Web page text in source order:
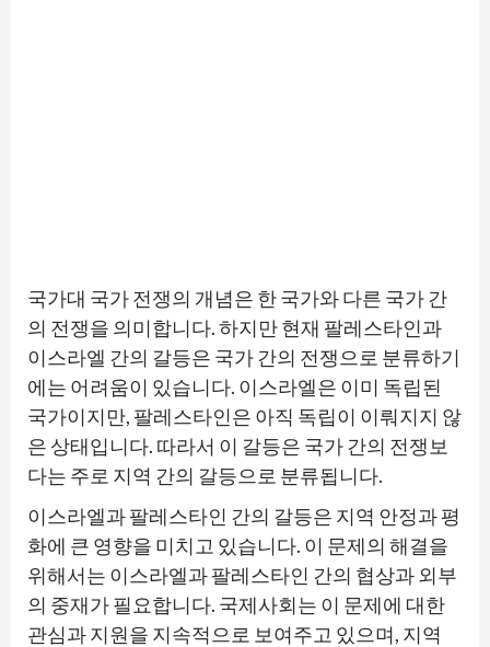
국가대 국가 전쟁의 개념은 한 국가와 다른 국가 간
의 전쟁을 의미합니다. 하지만 현재 팔레스타인과
이스라엘 간의 갈등은 국가 간의 전쟁으로 분류하기
에는 어려움이 있습니다. 이스라엘은 이미 독립된
국가이지만, 팔레스타인은 아직 독립이 이뤄지지 않
은 상태입니다. 따라서 이 갈등은 국가 간의 전쟁보
다는 주로 지역 간의 갈등으로 분류됩니다.
이스라엘과 팔레스타인 간의 갈등은 지역 안정과 평
화에 큰 영향을 미치고 있습니다. 이 문제의 해결을
위해서는 이스라엘과 팔레스타인 간의 협상과 외부
의 중재가 필요합니다. 국제사회는 이 문제에 대한
관심과 지원을 지속적으로 보여주고 있으며, 지역